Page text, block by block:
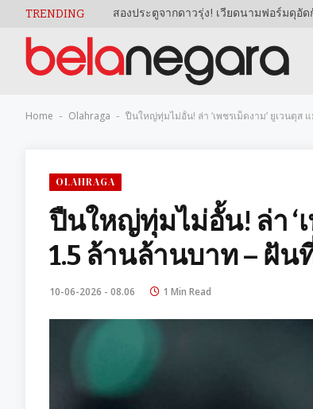
TRENDING
Home - Olahraga - ปืนใหญ่ทุ่มไม่อั้น! ล่า ‘เพชรเม็ดงาม’ ยูเวนตุส
OLAHRAGA
ปืนใหญ่ทุ่มไม่อั้น! ล่า ‘
1.5 ล้านล้านบาท – ฝัน
10-06-2026 - 08.06 1 Min Read